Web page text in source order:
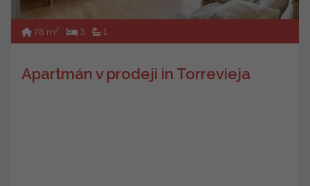
78 m2 3 1
Apartmán v prodeji in Torrevieja